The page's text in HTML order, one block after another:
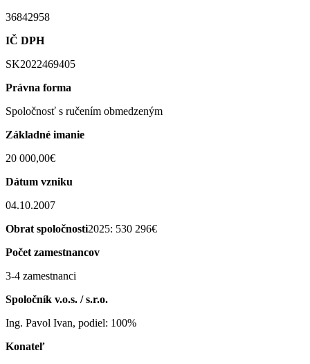
36842958
IČ DPH
SK2022469405
Právna forma
Spoločnosť s ručením obmedzeným
Základné imanie
20 000,00€
Dátum vzniku
04.10.2007
Obrat spoločnosti2025: 530 296€
Počet zamestnancov
3-4 zamestnanci
Spoločník v.o.s. / s.r.o.
Ing. Pavol Ivan, podiel: 100%
Konateľ